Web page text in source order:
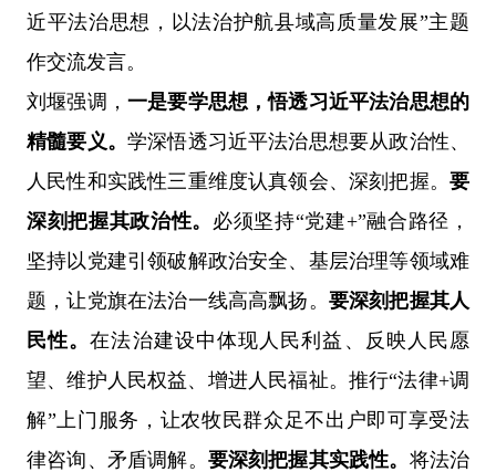
近平法治思想，以法治护航县域高质量发展”主题
作交流发言。
刘堰强调， 一是要学思想，悟透习近平法治思想的
精髓要义。 学深悟透习近平法治思想要从政治性、
人民性和实践性三重维度认真领会、深刻把握。 要
深刻把握其政治性。 必须坚持“党建+”融合路径，
坚持以党建引领破解政治安全、基层治理等领域难
题，让党旗在法治一线高高飘扬。 要深刻把握其人
民性。在法治建设中体现人民利益、反映人民愿
望、维护人民权益、增进人民福祉。推行“法律+调
解” 上门服务，让农牧民群众足不出户即可享受法
律咨询、矛盾调解。 要深刻把握其实践性。 将法治